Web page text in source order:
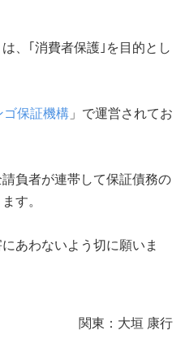
、｢消費者保護｣を目的とし
ゴ保証機構 」で運営されてお
負者が連帯して保証債務の
ます。
あわないよう切に願いま
関東：大垣 康行